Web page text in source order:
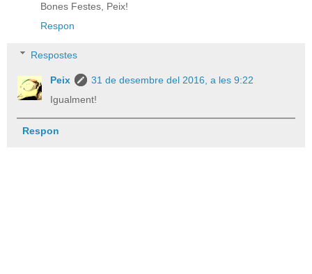
Bones Festes, Peix!
Respon
Respostes
Peix
31 de desembre del 2016, a les 9:22
Igualment!
Respon